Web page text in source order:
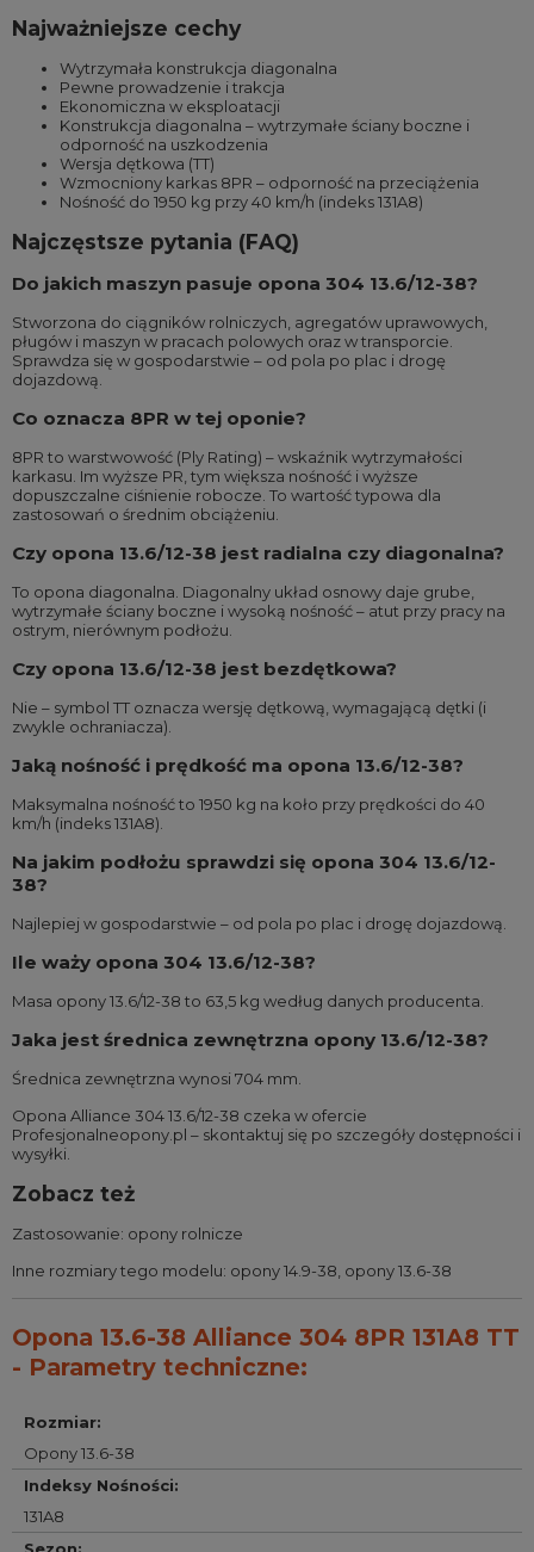
Najważniejsze cechy
Wytrzymała konstrukcja diagonalna
Pewne prowadzenie i trakcja
Ekonomiczna w eksploatacji
Konstrukcja diagonalna – wytrzymałe ściany boczne i
odporność na uszkodzenia
Wersja dętkowa (TT)
Wzmocniony karkas 8PR – odporność na przeciążenia
Nośność do 1950 kg przy 40 km/h (indeks 131A8)
Najczęstsze pytania (FAQ)
Do jakich maszyn pasuje opona 304 13.6/12-38?
Stworzona do ciągników rolniczych, agregatów uprawowych,
pługów i maszyn w pracach polowych oraz w transporcie.
Sprawdza się w gospodarstwie – od pola po plac i drogę
dojazdową.
Co oznacza 8PR w tej oponie?
8PR to warstwowość (Ply Rating) – wskaźnik wytrzymałości
karkasu. Im wyższe PR, tym większa nośność i wyższe
dopuszczalne ciśnienie robocze. To wartość typowa dla
zastosowań o średnim obciążeniu.
Czy opona 13.6/12-38 jest radialna czy diagonalna?
To opona diagonalna. Diagonalny układ osnowy daje grube,
wytrzymałe ściany boczne i wysoką nośność – atut przy pracy na
ostrym, nierównym podłożu.
Czy opona 13.6/12-38 jest bezdętkowa?
Nie – symbol TT oznacza wersję dętkową, wymagającą dętki (i
zwykle ochraniacza).
Jaką nośność i prędkość ma opona 13.6/12-38?
Maksymalna nośność to 1950 kg na koło przy prędkości do 40
km/h (indeks 131A8).
Na jakim podłożu sprawdzi się opona 304 13.6/12-
38?
Najlepiej w gospodarstwie – od pola po plac i drogę dojazdową.
Ile waży opona 304 13.6/12-38?
Masa opony 13.6/12-38 to 63,5 kg według danych producenta.
Jaka jest średnica zewnętrzna opony 13.6/12-38?
Średnica zewnętrzna wynosi 704 mm.
Opona Alliance 304 13.6/12-38 czeka w ofercie
Profesjonalneopony.pl – skontaktuj się po szczegóły dostępności i
wysyłki.
Zobacz też
Zastosowanie: opony rolnicze
Inne rozmiary tego modelu: opony 14.9-38 opony 13.6-38
Opona 13.6-38 Alliance 304 8PR 131A8 TT
- Parametry techniczne:
Rozmiar:
Opony 13.6-38
Indeksy Nośności:
131A8